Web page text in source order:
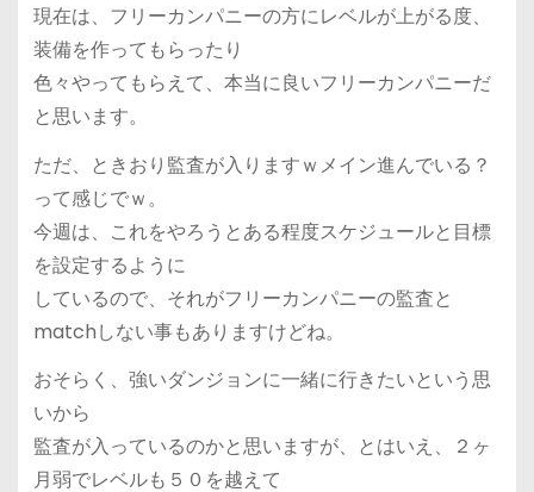
現在は、フリーカンパニーの方にレベルが上がる度、
装備を作ってもらったり
色々やってもらえて、本当に良いフリーカンパニーだ
と思います。
ただ、ときおり監査が入りますｗメイン進んでいる？
って感じでｗ。
今週は、これをやろうとある程度スケジュールと目標
を設定するように
しているので、それがフリーカンパニーの監査と
matchしない事もありますけどね。
おそらく、強いダンジョンに一緒に行きたいという思
いから
監査が入っているのかと思いますが、とはいえ、２ヶ
月弱でレベルも５０を越えて